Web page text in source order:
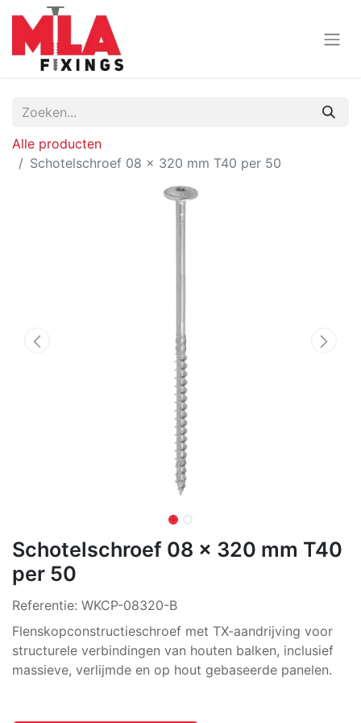
Alle producten
Schotelschroef 08 x 320 mm T40 per 50
Schotelschroef 08 x 320 mm T40
per 50
Referentie: WKCP-08320-B
Flenskopconstructieschroef met TX-aandrijving voor
structurele verbindingen van houten balken, inclusief
massieve, verlijmde en op hout gebaseerde panelen.